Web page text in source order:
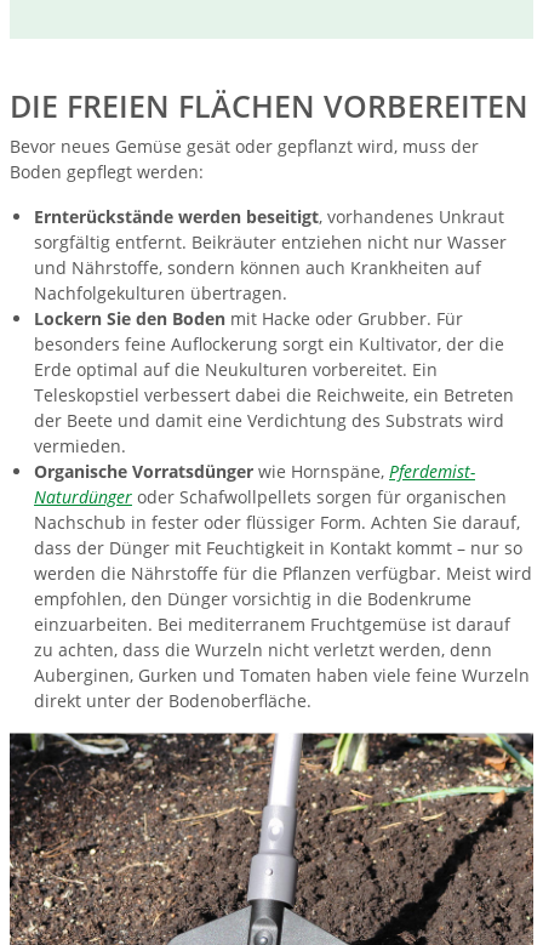
DIE FREIEN FLÄCHEN VORBEREITEN
Bevor neues Gemüse gesät oder gepflanzt wird, muss der
Boden gepflegt werden:
Ernterückstände werden beseitigt, vorhandenes Unkraut
sorgfältig entfernt. Beikräuter entziehen nicht nur Wasser
und Nährstoffe, sondern können auch Krankheiten auf
Nachfolgekulturen übertragen.
Lockern Sie den Boden mit Hacke oder Grubber. Für
besonders feine Auflockerung sorgt ein Kultivator, der die
Erde optimal auf die Neukulturen vorbereitet. Ein
Teleskopstiel verbessert dabei die Reichweite, ein Betreten
der Beete und damit eine Verdichtung des Substrats wird
vermieden.
Organische Vorratsdünger wie Hornspäne, Pferdemist-
Naturdünger oder Schafwollpellets sorgen für organischen
Nachschub in fester oder flüssiger Form. Achten Sie darauf,
dass der Dünger mit Feuchtigkeit in Kontakt kommt – nur so
werden die Nährstoffe für die Pflanzen verfügbar. Meist wird
empfohlen, den Dünger vorsichtig in die Bodenkrume
einzuarbeiten. Bei mediterranem Fruchtgemüse ist darauf
zu achten, dass die Wurzeln nicht verletzt werden, denn
Auberginen, Gurken und Tomaten haben viele feine Wurzeln
direkt unter der Bodenoberfläche.